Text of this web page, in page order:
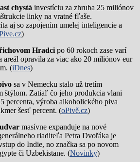
chystá investíciu za zhruba 25 miliónov
linky na vratné fľaše.
aj so zapojením umelej inteligencie a
)
Hradci po 60 rokoch zase varí
areál opravila za viac ako 20 miliónov eur
(iDnes)
sa v Nemecku stalo už tretím
štýlom. Zatiaľ čo jeho produkcia vlani
percenta, výroba alkoholického piva
šesť percent. (oPivě.cz)
masívne expanduje na nové
riaditeľa Petra Dvořáka je
do Indie, no značka sa po novom
či Uzbekistane. (Novinky)